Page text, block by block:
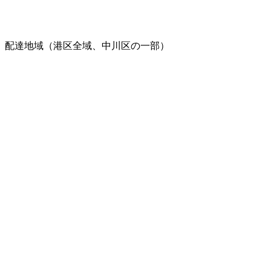
配達地域（港区全域、中川区の一部）